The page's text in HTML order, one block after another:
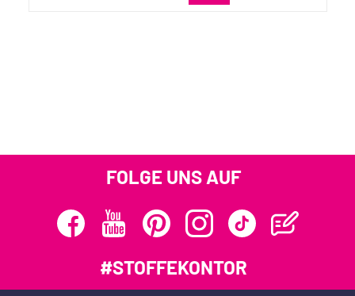
FOLGE UNS AUF
#STOFFEKONTOR